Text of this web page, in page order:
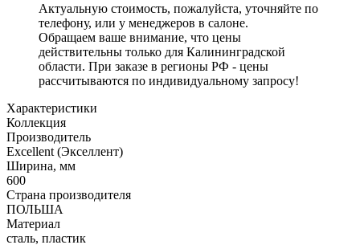
Актуальную стоимость, пожалуйста, уточняйте по
телефону, или у менеджеров в салоне.
Обращаем ваше внимание, что цены
действительны только для Калининградской
области. При заказе в регионы РФ - цены
рассчитываются по индивидуальному запросу!
Характеристики
Коллекция
Производитель
Excellent (Экселлент)
Ширина, мм
600
Страна производителя
ПОЛЬША
Материал
сталь, пластик